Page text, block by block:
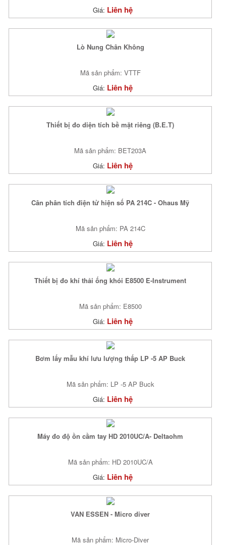
Giá: Liên hệ
Lò Nung Chân Không
Mã sản phẩm: VTTF
Giá: Liên hệ
Thiết bị đo diện tích bề mặt riêng (B.E.T)
Mã sản phẩm: BET203A
Giá: Liên hệ
Cân phân tích điện tử hiện số PA 214C - Ohaus Mỹ
Mã sản phẩm: PA 214C
Giá: Liên hệ
Thiết bị đo khí thải ống khói E8500 E-Instrument
Mã sản phẩm: E8500
Giá: Liên hệ
Bơm lấy mẫu khí lưu lượng thấp LP -5 AP Buck
Mã sản phẩm: LP -5 AP Buck
Giá: Liên hệ
Máy đo độ ồn cầm tay HD 2010UC/A- Deltaohm
Mã sản phẩm: HD 2010UC/A
Giá: Liên hệ
VAN ESSEN - Micro diver
Mã sản phẩm: Micro-Diver